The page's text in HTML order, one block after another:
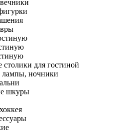
для гостиной
лампы, ночники
шкуры